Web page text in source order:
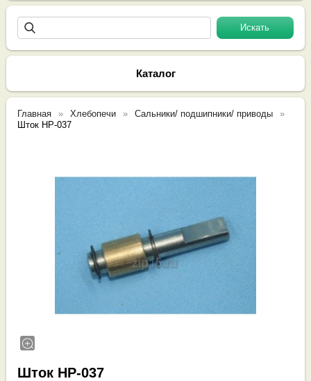
Каталог
Главная Хлебопечи
Сальники/ подшипники/ приводы
Шток HP-037
Шток HP-037